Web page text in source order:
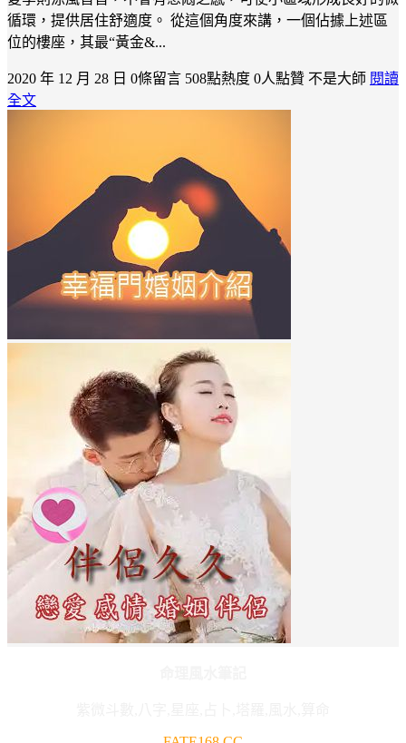
循環，提供居住舒適度。 從這個角度來講，一個佔據上述區
位的樓座，其最“黃金&...
2020 年 12 月 28 日 0條留言 508點熱度 0人點贊 不是大師 閱讀
全文